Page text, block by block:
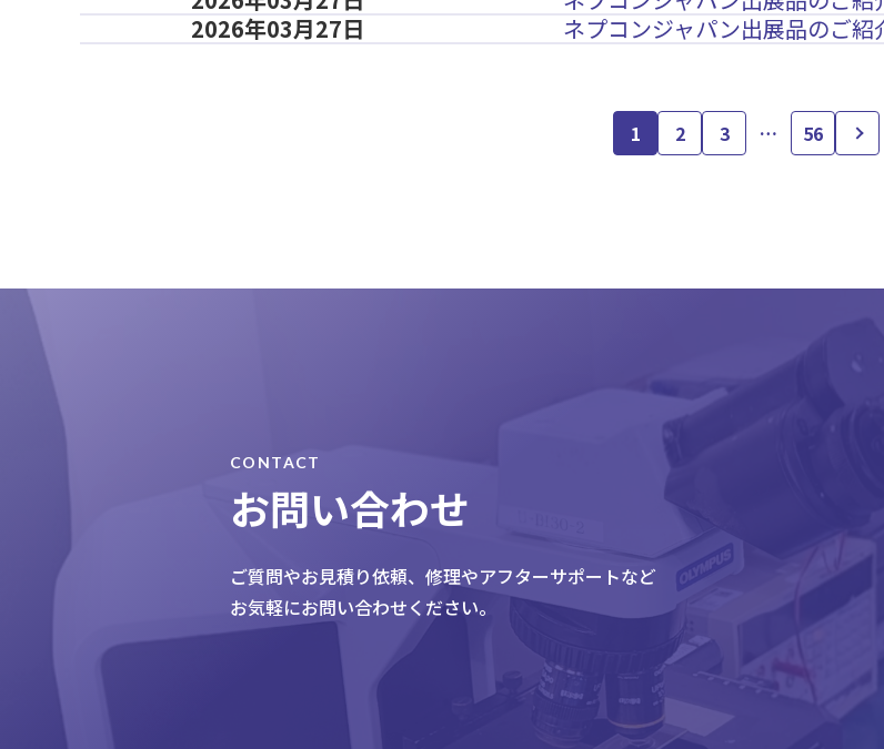
2026年03月27日
ネプコンジャパン出展品のご紹
1 2 3 … 56
CONTACT
お問い合わせ
ご質問やお見積り依頼、 修理やアフターサポートなど
お気軽にお問い合わせください。